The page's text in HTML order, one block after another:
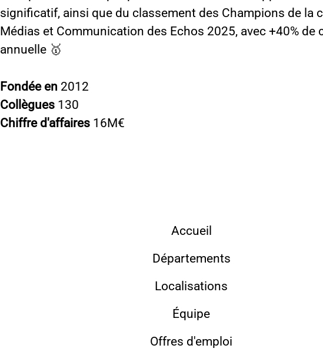
significatif, ainsi que du classement des Champions de la
Médias et Communication des Echos 2025, avec +40% de
annuelle 🥇
Fondée en 2012
Collègues 130
Chiffre d'affaires 16M€
Accueil
Départements
Localisations
Équipe
Offres d'emploi